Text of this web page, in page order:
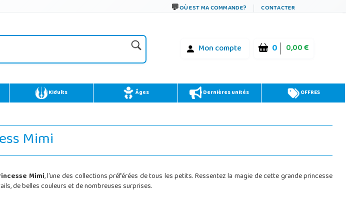
OÙ EST MA COMMANDE? CONTACTER
Mon compte 0 0,00 €
Kidults Âges Dernières unités OFFRES
Mimi
Mimi, l'une des collections préférées de tous les petits. Ressentez la magie de cette grande princesse
de belles couleurs et de nombreuses surprises.